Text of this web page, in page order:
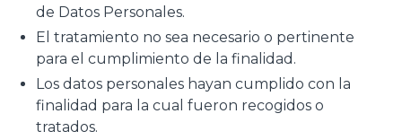
de Datos Personales.
El tratamiento no sea necesario o pertinente
para el cumplimiento de la finalidad.
Los datos personales hayan cumplido con la
finalidad para la cual fueron recogidos o
tratados.